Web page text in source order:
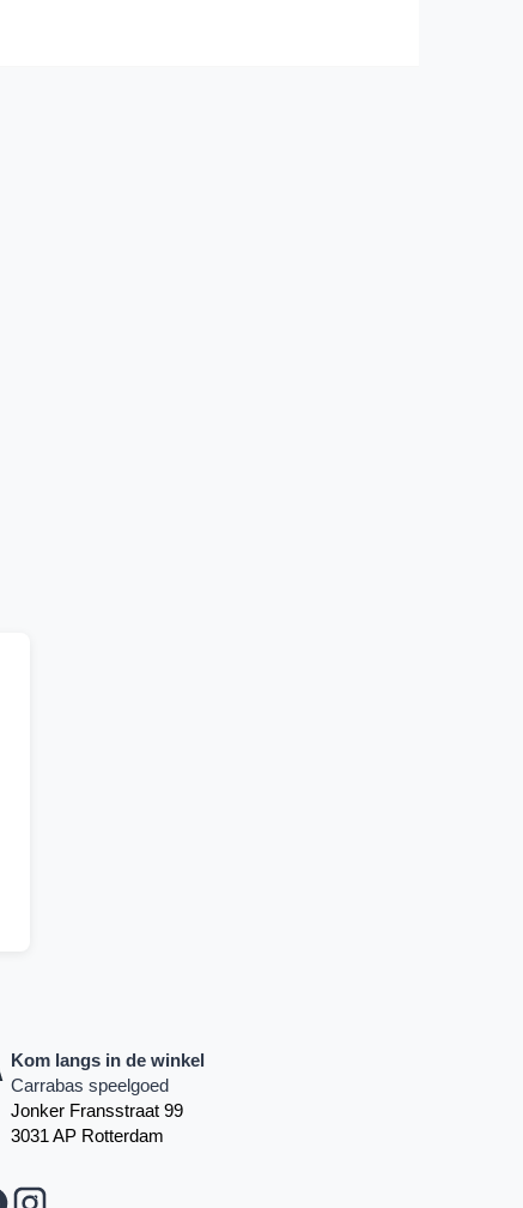
Kom langs in de winkel
Carrabas speelgoed
Jonker Fransstraat 99
3031 AP Rotterdam